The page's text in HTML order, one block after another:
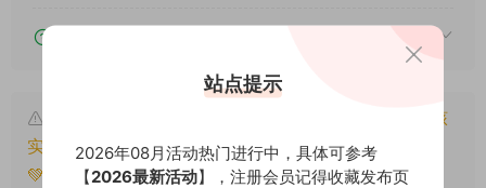
本文资源仅供个人参考学习，请勿批量搬运，一经核
实将封禁账号权限！
💚本文资源均来源网友分享，若侵犯了您的权益可以提
站点提示
2026年08月活动热门进行中，具体可参考
【2026最新活动】，注册会员记得收藏发布页